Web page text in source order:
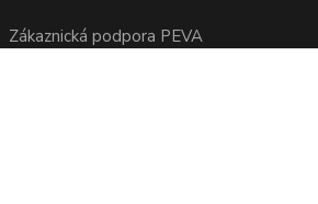
Zákaznická podpora PEVA